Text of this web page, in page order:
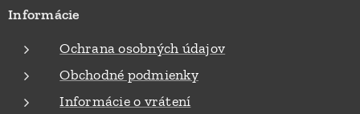
Informácie
Ochrana osobných údajov
Obchodné podmienky
Informácie o vrátení